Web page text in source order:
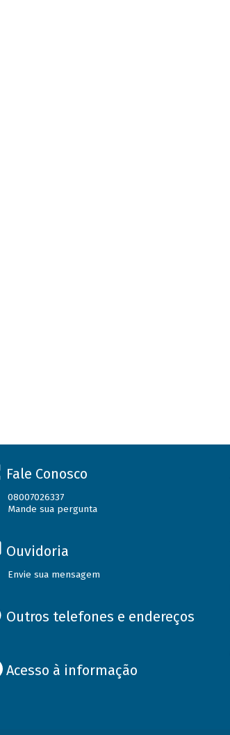
Fale Conosco
08007026337
Mande sua pergunta
Ouvidoria
Envie sua mensagem
Outros telefones e endereços
Acesso à informação